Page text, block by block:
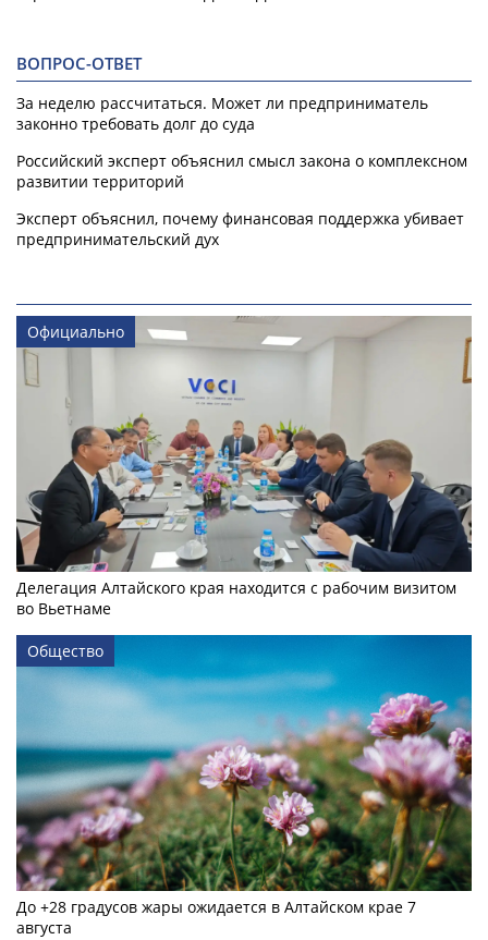
ВОПРОС-ОТВЕТ
За неделю рассчитаться. Может ли предприниматель
законно требовать долг до суда
Российский эксперт объяснил смысл закона о комплексном
развитии территорий
Эксперт объяснил, почему финансовая поддержка убивает
предпринимательский дух
Официально
Делегация Алтайского края находится с рабочим визитом
во Вьетнаме
Общество
До +28 градусов жары ожидается в Алтайском крае 7
августа